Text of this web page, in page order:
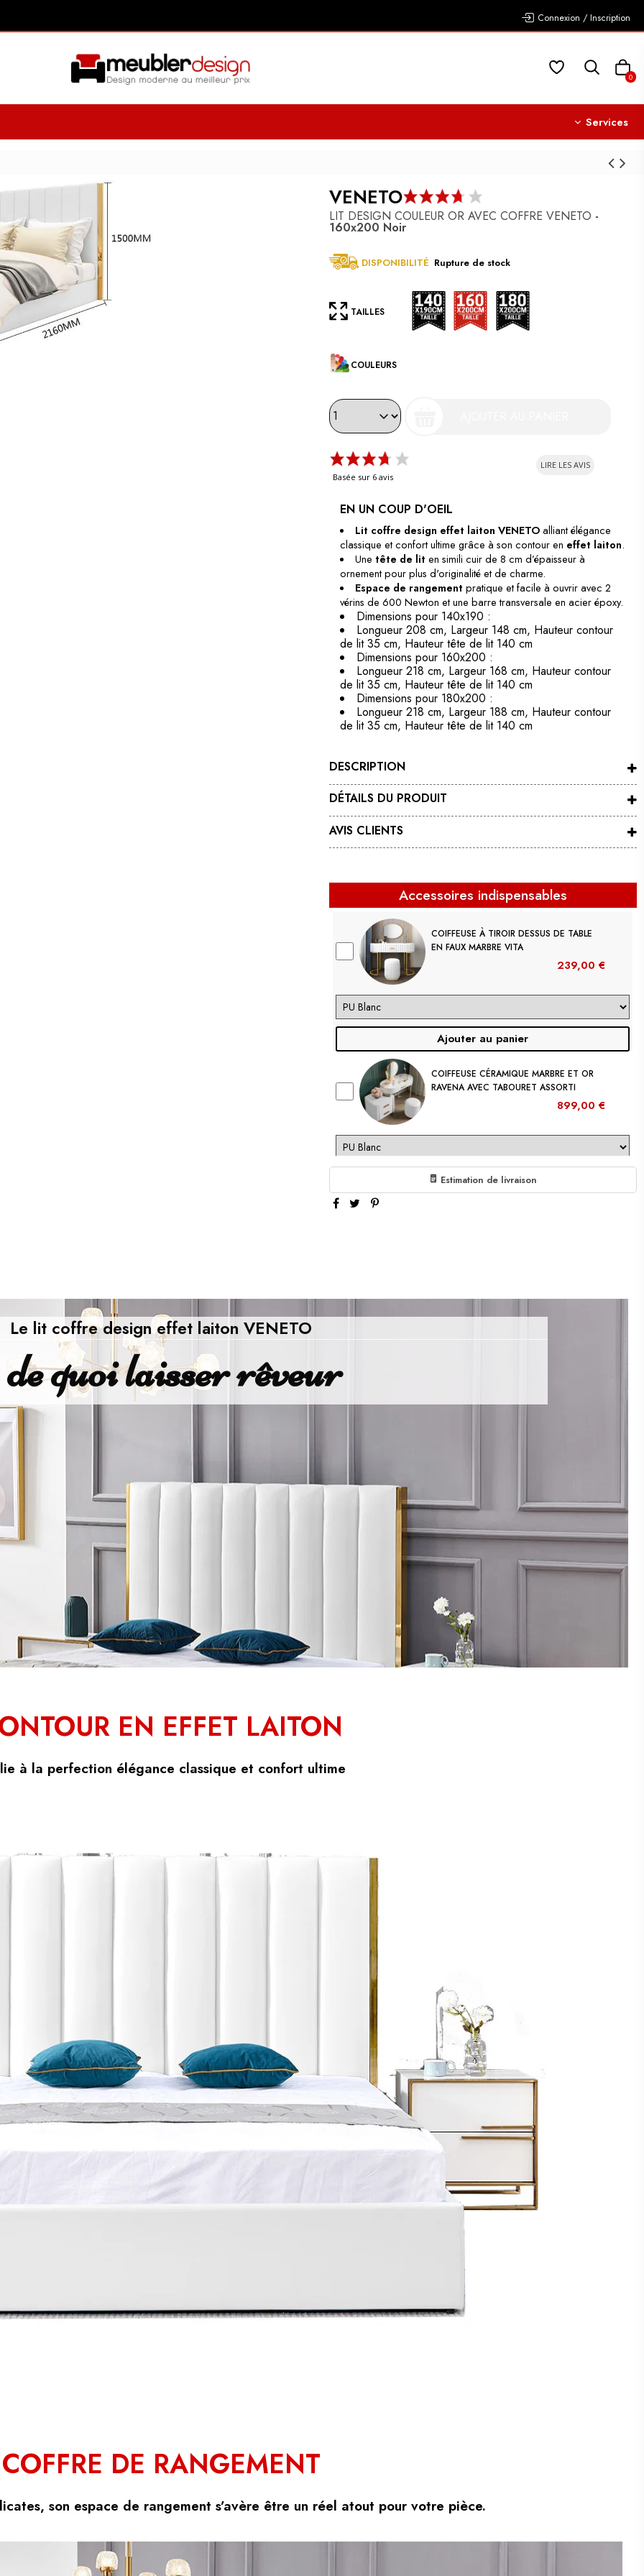
Connexion / Inscription
0
Services
VENETO
LIT DESIGN COULEUR OR AVEC COFFRE VENETO -
160x200 Noir
DISPONIBILITÉ Rupture de stock
TAILLES
140x190160x200180x200
COULEURS
Basée sur 6 avis
LIRE LES AVIS
EN UN COUP D'OEIL
Lit coffre design effet laiton VENETOalliant élégance
classique et confort ultime grâce à son contour en effet laiton.
Une tête de lit en simili cuir de 8 cm d’épaisseur à
ornement pour plus d'originalité et de charme.
Espace de rangement pratique et facile à ouvrir avec 2
vérins de 600 Newton et une barre transversale en acier époxy.
Dimensions pour 140x190 :
Longueur 208 cm, Largeur 148 cm, Hauteur contour
de lit 35 cm, Hauteur tête de lit 140 cm
Dimensions pour 160x200 :
Longueur 218 cm, Largeur 168 cm, Hauteur contour
de lit 35 cm, Hauteur tête de lit 140 cm
Dimensions pour 180x200 :
Longueur 218 cm, Largeur 188 cm, Hauteur contour
de lit 35 cm, Hauteur tête de lit 140 cm
DESCRIPTION
DÉTAILS DU PRODUIT
AVIS CLIENTS
Accessoires indispensables
COIFFEUSE À TIROIR DESSUS DE TABLE
EN FAUX MARBRE VITA
239,00 €
Ajouter au panier
COIFFEUSE CÉRAMIQUE MARBRE ET OR
RAVENA AVEC TABOURET ASSORTI
899,00 €
Ajouter au panier
Ajouter au panier
MATELAS ULTRA CONFORT ROMANCE
Sous-total:
€679.00
Estimation de livraison
Le lit coffre design effet laiton VENETO
quoi laisser rêveur
EN EFFET LAITON
à la perfection élégance classique et confort ultime
COFFRE DE RANGEMENT
son espace de rangement s’avère être un réel atout pour votre pièce.